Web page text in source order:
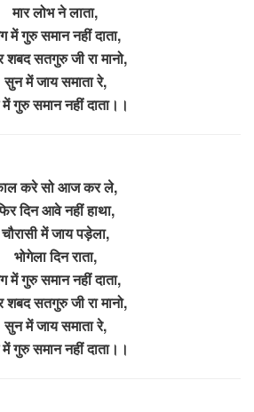
मार लोभ ने लाता,
में गुरु समान नहीं दाता,
शबद सतगुरु जी रा मानो,
सुन में जाय समाता रे,
गुरु समान नहीं दाता।।
करे सो आज कर ले,
दिन आवे नहीं हाथा,
चौरासी में जाय पड़ेला,
भोगेला दिन राता,
में गुरु समान नहीं दाता,
शबद सतगुरु जी रा मानो,
सुन में जाय समाता रे,
गुरु समान नहीं दाता।।